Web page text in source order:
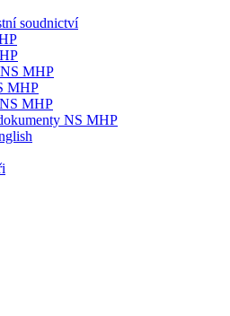
soudnictví
MHP
MHP
MHP
NS MHP